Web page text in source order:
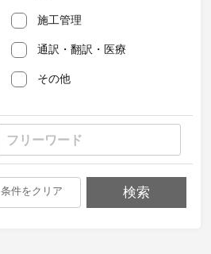
施工管理
通訳・翻訳・医療
その他
条件をクリア 検索